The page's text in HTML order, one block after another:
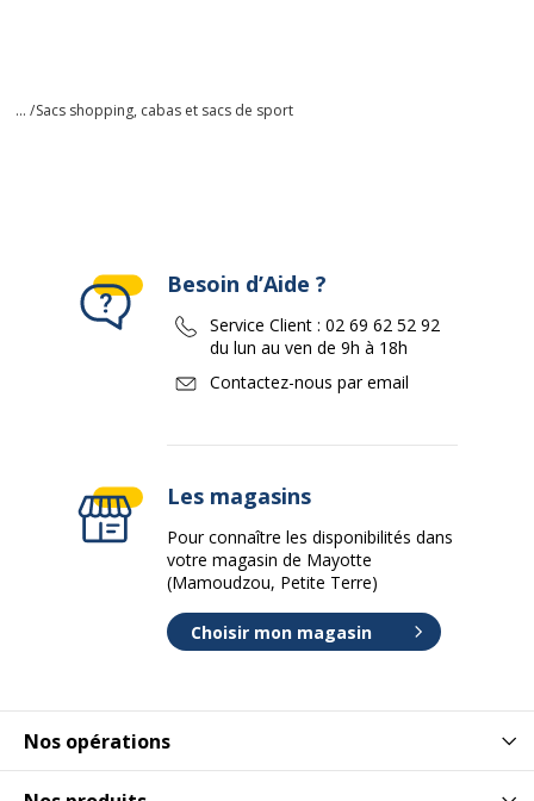
... /Sacs shopping, cabas et sacs de sport
Nos opérations
Besoin d’Aide ?
Service Client : 02 69 62 52 92
du lun au ven de 9h à 18h
Contactez-nous par email
Les magasins
Pour connaître les disponibilités dans
votre magasin de Mayotte
(Mamoudzou, Petite Terre)
Choisir mon magasin